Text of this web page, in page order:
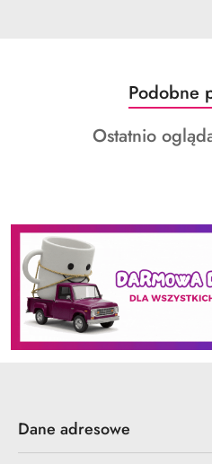
Pomiń karuzelęProdukty
o
statusie:
Podobne
Produkty
Ostatnio
Dane adresowe